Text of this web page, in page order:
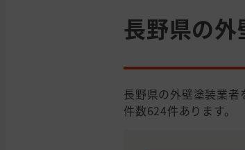
長野県の
長野県の外壁塗装業
件数624件あります。